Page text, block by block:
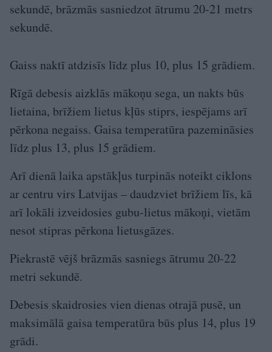
sekundē, brāzmās sasniedzot ātrumu 20-21 metrs
sekundē.
Gaiss naktī atdzisīs līdz plus 10, plus 15 grādiem.
Rīgā debesis aizklās mākoņu sega, un nakts būs
lietaina, brīžiem lietus kļūs stiprs, iespējams arī
pērkona negaiss. Gaisa temperatūra pazemināsies
līdz plus 13, plus 15 grādiem.
Arī dienā laika apstākļus turpinās noteikt ciklons
ar centru virs Latvijas – daudzviet brīžiem līs, kā
arī lokāli izveidosies gubu-lietus mākoņi, vietām
nesot stipras pērkona lietusgāzes.
Piekrastē vējš brāzmās sasniegs ātrumu 20-22
metri sekundē.
Debesis skaidrosies vien dienas otrajā pusē, un
maksimālā gaisa temperatūra būs plus 14, plus 19
grādi.